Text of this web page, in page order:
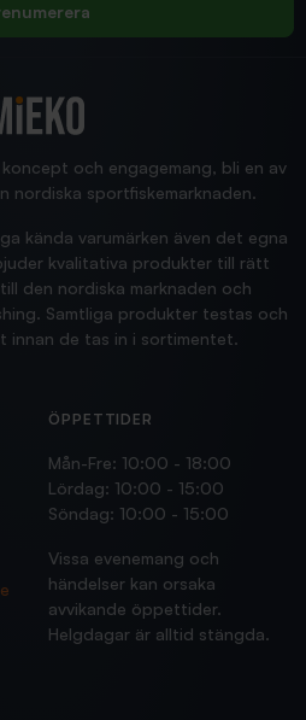
och engagemang, bli en av
nordiska sportfiskemarknaden.
kända varumärken även det egna
kvalitativa produkter till rätt
den nordiska marknaden och
Samtliga produkter testas och
innan de tas in i sortimentet.
ÖPPETTIDER
Mån-Fre: 10:00 - 18:00
Lördag: 10:00 - 15:00
Söndag: 10:00 - 15:00
Vissa evenemang och
händelser kan orsaka
avvikande öppettider.
Helgdagar är alltid stängda.